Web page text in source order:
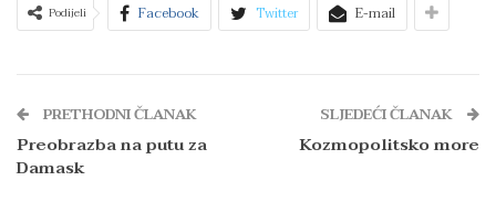
Podijeli Facebook Twitter E-mail
PRETHODNI ČLANAK
Preobrazba na putu za
Damask
SLJEDEĆI ČLANAK
Kozmopolitsko more